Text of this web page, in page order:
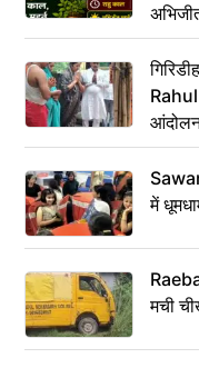
Rahul
में
मची